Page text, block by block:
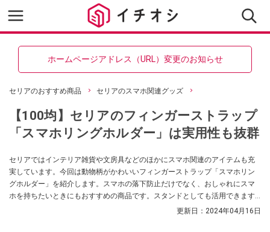
ホームページアドレス（URL）変更のお知らせ
セリアのおすすめ商品 セリアのスマホ関連グッズ
【100均】セリアのフィンガーストラップ
「スマホリングホルダー」は実用性も抜群
セリアではインテリア雑貨や文房具などのほかにスマホ関連のアイテムも充
実しています。今回は動物柄がかわいいフィンガーストラップ「スマホリン
グホルダー」を紹介します。スマホの落下防止だけでなく、おしゃれにスマ
ホを持ちたいときにもおすすめの商品です。スタンドとしても活用できます
更新日： 2024年04月16日